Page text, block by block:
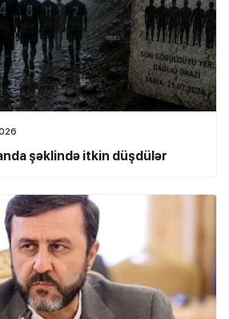
şəklində itkin düşdülər